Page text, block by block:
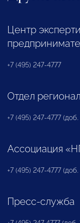
Центр
+7 (495) 247-4777
Отдел
+7 (495) 247-4777 (доб.
Ассоциация
+7 (495) 247-4777 (доб.
Пресс-служба